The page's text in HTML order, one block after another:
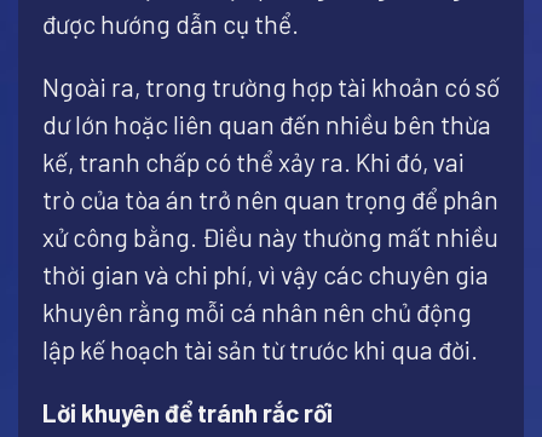
được hướng dẫn cụ thể.
Ngoài ra, trong trường hợp tài khoản có số
dư lớn hoặc liên quan đến nhiều bên thừa
kế, tranh chấp có thể xảy ra. Khi đó, vai
trò của tòa án trở nên quan trọng để phân
xử công bằng. Điều này thường mất nhiều
thời gian và chi phí, vì vậy các chuyên gia
khuyên rằng mỗi cá nhân nên chủ động
lập kế hoạch tài sản từ trước khi qua đời.
Lời khuyên để tránh rắc rối